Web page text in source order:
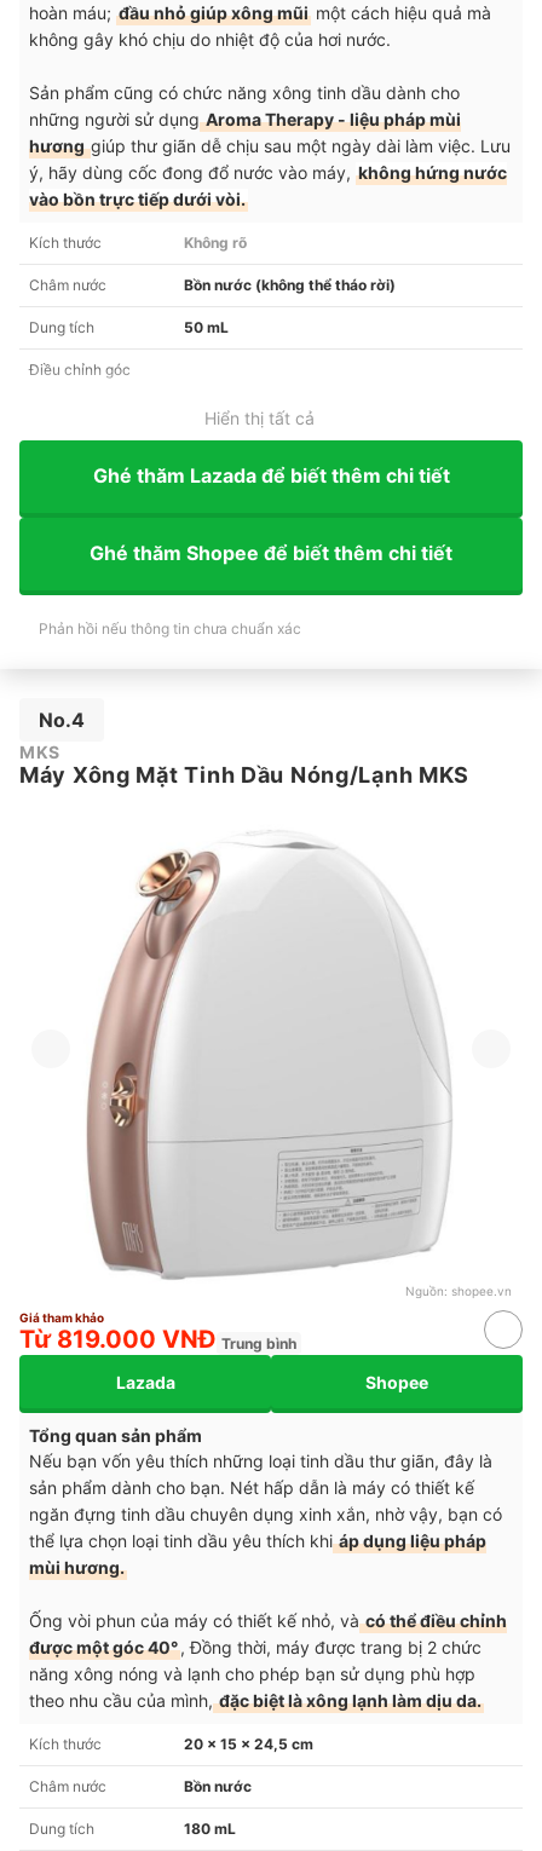
hoàn máu; đầu nhỏ giúp xông mũi một cách hiệu quả mà
không gây khó chịu do nhiệt độ của hơi nước.
Sản phẩm cũng có chức năng xông tinh dầu dành cho
những người sử dụngAroma Therapy - liệu pháp mùi
hươnggiúp thư giãn dễ chịu sau một ngày dài làm việc. Lưu
ý, hãy dùng cốc đong đổ nước vào máy, không hứng nước
vào bồn trực tiếp dưới vòi.
Kích thước Không rõ
Châm nước Bồn nước (không thể tháo rời)
Dung tích 50 mL
Điều chỉnh góc
Hiển thị tất cả
Ghé thăm Lazada để biết thêm chi tiết
Ghé thăm Shopee để biết thêm chi tiết
Phản hồi nếu thông tin chưa chuẩn xác
No.4
MKS
Máy Xông Mặt Tinh Dầu Nóng/Lạnh MKS
Nguồn: shopee.vn
Giá tham khảo
Từ 819.000 VNĐ Trung bình
Lazada Shopee
Tổng quan sản phẩm
Nếu bạn vốn yêu thích những loại tinh dầu thư giãn, đây là
sản phẩm dành cho bạn. Nét hấp dẫn là máy có thiết kế
ngăn đựng tinh dầu chuyên dụng xinh xắn, nhờ vậy, bạn có
thể lựa chọn loại tinh dầu yêu thích khiáp dụng liệu pháp
mùi hương.
Ống vòi phun của máy có thiết kế nhỏ, vàcó thể điều chỉnh
được một góc 40°, Đồng thời, máy được trang bị 2 chức
năng xông nóng và lạnh cho phép bạn sử dụng phù hợp
theo nhu cầu của mình,đặc biệt là xông lạnh làm dịu da.
Kích thước 20 x 15 x 24,5 cm
Châm nước Bồn nước
Dung tích 180 mL